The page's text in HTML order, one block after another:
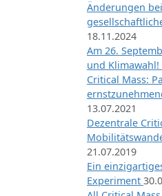
Änderungen
18.11.2024
Am 26.
und Klimawahl!
Critical Mass:
13.07.2021
Dezentrale
21.07.2019
Ein
Experiment